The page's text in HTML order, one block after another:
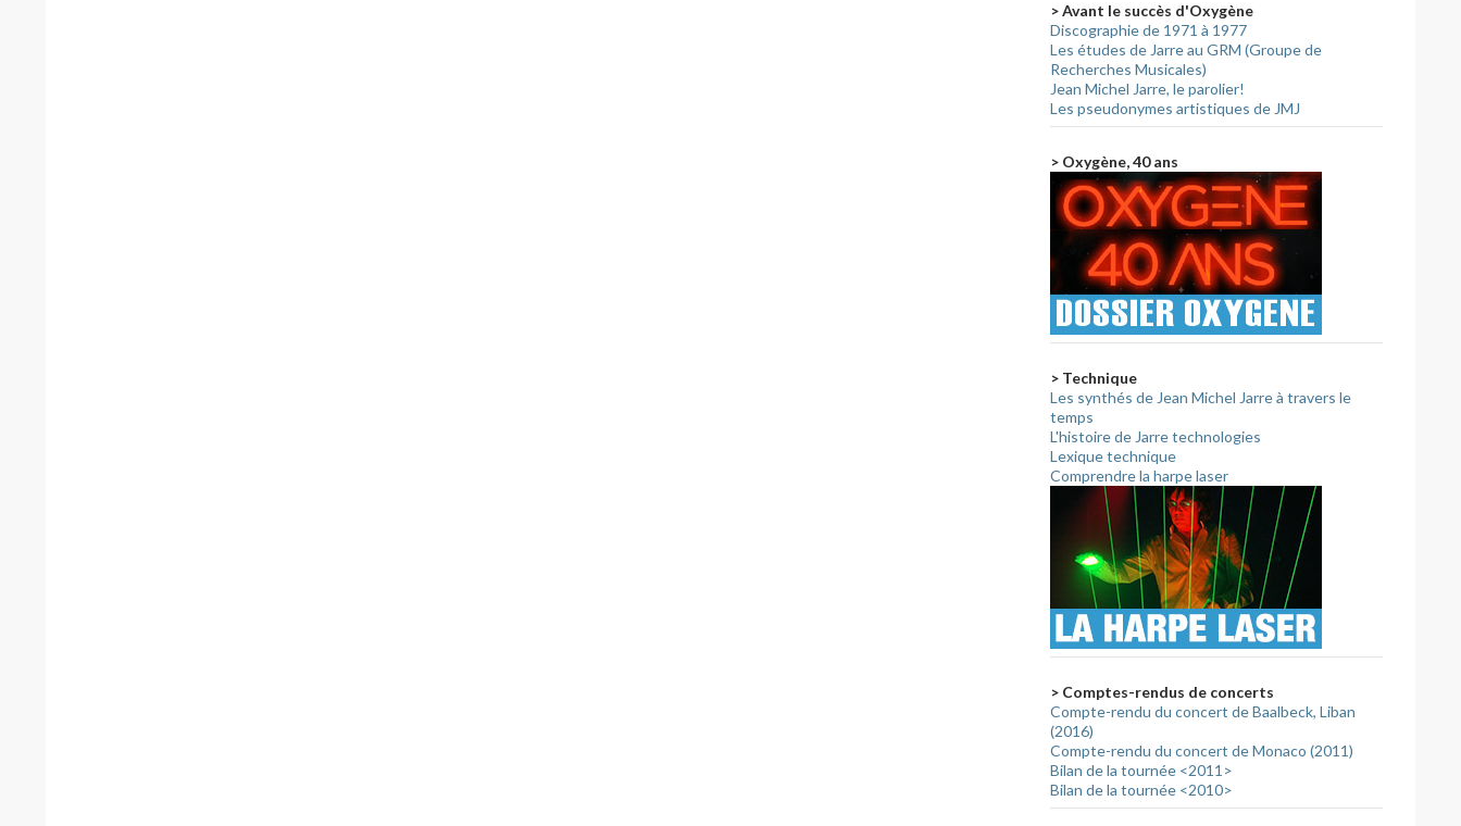
> Avant le succès d'Oxygène
Discographie de 1971 à 1977
Les études de Jarre au GRM (Groupe de
Recherches Musicales)
Jean Michel Jarre, le parolier!
Les pseudonymes artistiques de JMJ
> Oxygène, 40 ans
> Technique
Les synthés de Jean Michel Jarre à travers le
temps
L'histoire de Jarre technologies
Lexique technique
Comprendre la harpe laser
> Comptes-rendus de concerts
Compte-rendu du concert de Baalbeck, Liban
(2016)
Compte-rendu du concert de Monaco (2011)
Bilan de la tournée <2011>
Bilan de la tournée <2010>